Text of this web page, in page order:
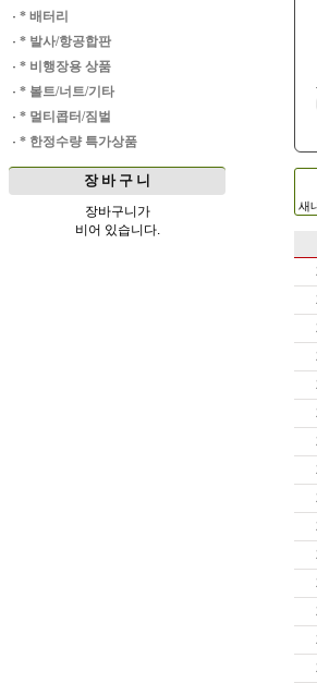
· * 배터리
· * 발사/항공합판
· * 비행장용 상품
· * 볼트/너트/기타
· * 멀티콥터/짐벌
· * 한정수량 특가상품
장 바 구 니
장바구니가
비어 있습니다.
새